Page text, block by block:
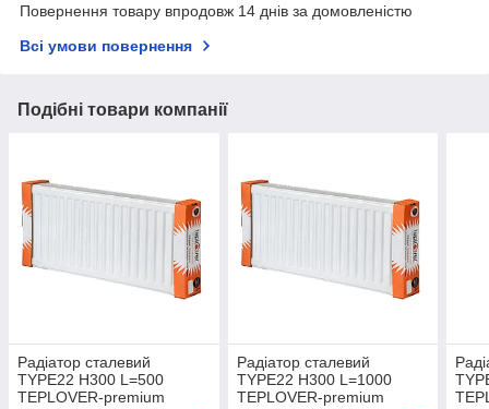
Повернення товару впродовж 14 днів за домовленістю
Всі умови повернення
Подібні товари компанії
Радіатор сталевий
TYPE22 H300 L=500
TEPLOVER-premium
Радіатор сталевий
TYPE22 H300 L=1000
TEPLOVER-premium